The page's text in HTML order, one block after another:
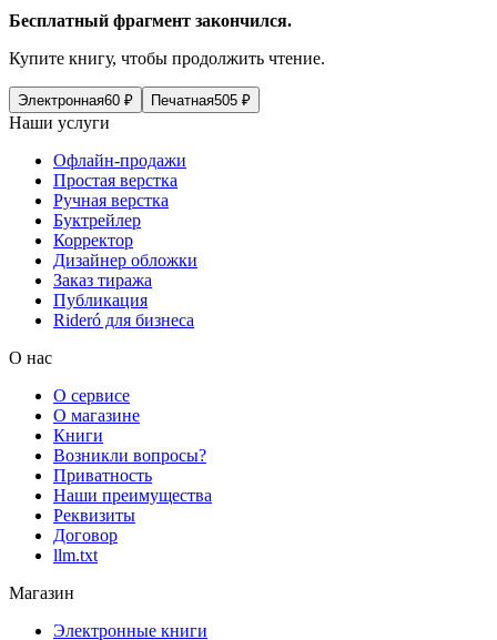
Бесплатный фрагмент закончился.
Купите книгу, чтобы продолжить чтение.
Электронная60 ₽ Печатная505 ₽
Наши услуги
Офлайн-продажи
Простая верстка
Ручная верстка
Буктрейлер
Корректор
Дизайнер обложки
Заказ тиража
Публикация
Rideró для бизнеса
О нас
О сервисе
О магазине
Книги
Возникли вопросы?
Приватность
Наши преимущества
Реквизиты
Договор
llm.txt
Магазин
Электронные книги